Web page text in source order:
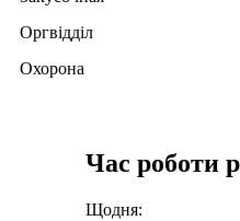
Оргвідділ
Охорона
Час роботи
Щодня: